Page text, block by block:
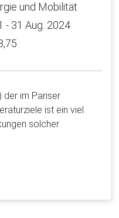
und Mobilität
- 31 Aug. 2024
der im Pariser
ist ein viel
solcher